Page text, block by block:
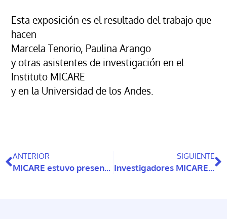
Esta exposición es el resultado del trabajo que
hacen
Marcela Tenorio, Paulina Arango
y otras asistentes de investigación en el
Instituto MICARE
y en la Universidad de los Andes.
ANTERIOR
MICARE estuvo presente en el Congreso Nacional de Geriatría y Gerontología 2022
SIGUIENTE
Investigadores MICARE exponen en el XVI Congreso Chileno de Psicología